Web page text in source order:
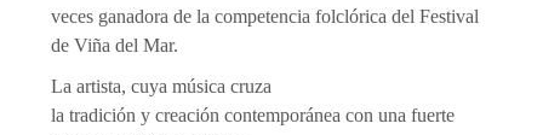
veces ganadora de la competencia folclórica del Festival
de Viña del Mar.
La artista, cuya música cruza
la tradición y creación contemporánea con una fuerte